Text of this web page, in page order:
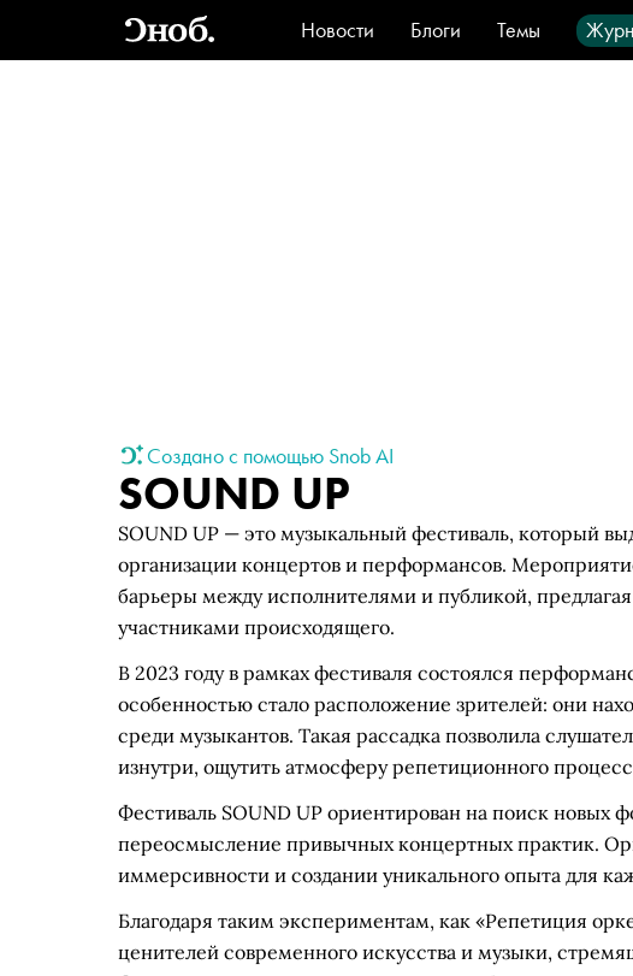
Новости Блоги Темы
Стиль
Видео
Создано с помощью Snob AI
SOUND UP
SOUND UP — это музыкальный фестиваль, который
организации концертов и перформансов.
барьеры между исполнителями и публикой,
участниками происходящего.
В 2023 году в рамках фестиваля состоялся
особенностью стало расположение зрителей: они
среди музыкантов. Такая рассадка позволила
изнутри, ощутить атмосферу репетиционного
Фестиваль SOUND UP ориентирован на поиск новых
переосмысление привычных концертных практик.
иммерсивности и создании уникального опыта для
Благодаря таким экспериментам, как «Репетиция
ценителей современного искусства и музыки,